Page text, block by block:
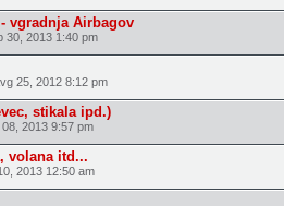
vgradnja Airbagov
30, 2013 1:40 pm
25, 2012 8:12 pm
stikala ipd.)
08, 2013 9:57 pm
volana itd...
2013 12:50 am